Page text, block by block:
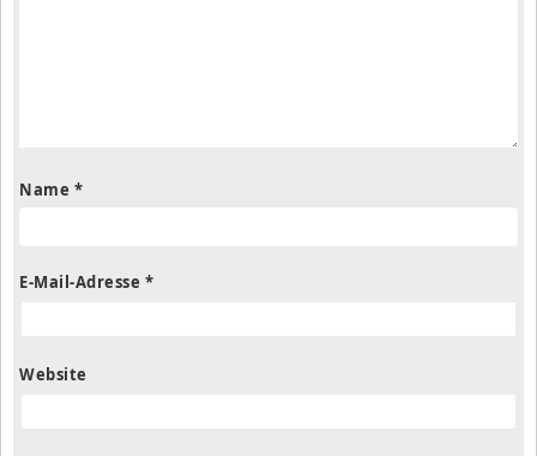
Name *
E-Mail-Adresse *
Website